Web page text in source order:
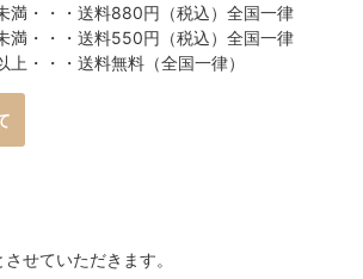
満・・・送料880円（税込）全国一律
満・・・送料550円（税込）全国一律
上・・・送料無料（全国一律）
せていただきます。